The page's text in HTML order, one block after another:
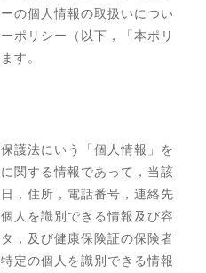
の個人情報の取扱いについ
ポリシー（以下，「本ポリ
す。
護法にいう「個人情報」を
関する情報であって，当該
，住所，電話番号，連絡先
人を識別できる情報及び容
，及び健康保険証の保険者
定の個人を識別できる情報